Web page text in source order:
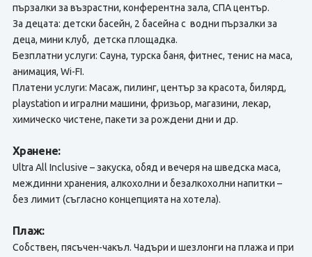
пързалки за възрастни, конферентна зала, СПА център.
За децата: детски басейн, 2 басейна с водни пързалки за
деца, мини клуб, детска площадка.
Безплатни услуги: Сауна, турска баня, фитнес, тенис на маса,
анимация, Wi-FI.
Платени услуги: Масаж, пилинг, център за красота, билярд,
playstation и игрални машини, фризьор, магазини, лекар,
химическо чистене, пакети за рождени дни и др.
Хранене:
Ultra All Inclusive – закуска, обяд и вечеря на шведска маса,
междинни хранения, алкохолни и безалкохолни напитки –
без лимит (съгласно концепцията на хотела).
Плаж:
Собствен, пясъчен-чакъл. Чадъри и шезлонги на плажа и при